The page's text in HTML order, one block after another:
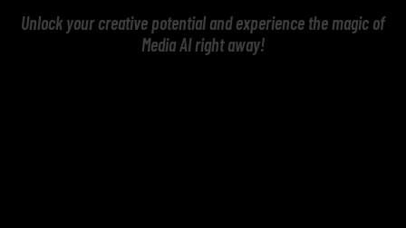
Unlock your creative potential and experience the magic of
Media AI right away!